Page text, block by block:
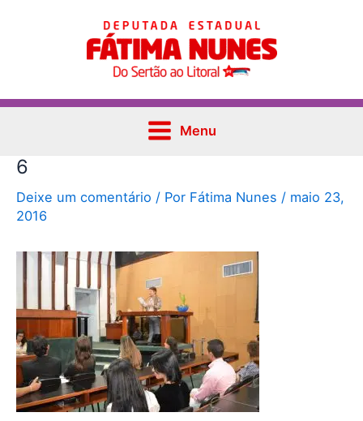
Main
Menu
Menu
6
Deixe um comentário / Por Fátima Nunes / maio 23,
2016